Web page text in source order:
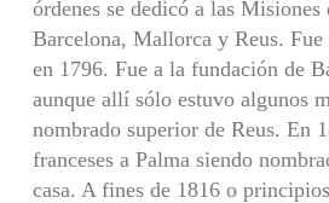
órdenes se dedicó a las Misiones
Barcelona, Mallorca y Reus. Fue
en 1796. Fue a la fundación de
aunque allí sólo estuvo algunos
nombrado superior de Reus. En
franceses a Palma siendo
casa. A fines de 1816 o